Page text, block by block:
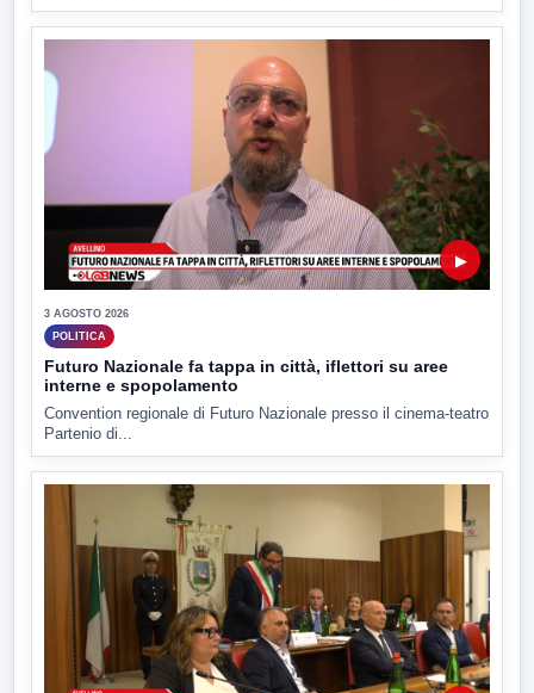
▶
3 AGOSTO 2026
POLITICA
Futuro Nazionale fa tappa in città, iflettori su aree
interne e spopolamento
Convention regionale di Futuro Nazionale presso il cinema-teatro
Partenio di...